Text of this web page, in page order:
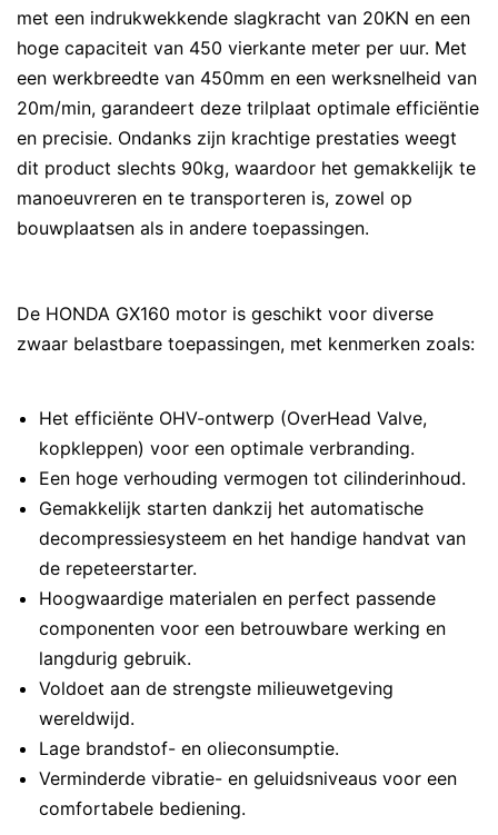
met een indrukwekkende slagkracht van 20KN en een
hoge capaciteit van 450 vierkante meter per uur. Met
een werkbreedte van 450mm en een werksnelheid van
20m/min, garandeert deze trilplaat optimale efficiëntie
en precisie. Ondanks zijn krachtige prestaties weegt
dit product slechts 90kg, waardoor het gemakkelijk te
manoeuvreren en te transporteren is, zowel op
bouwplaatsen als in andere toepassingen.
De HONDA GX160 motor is geschikt voor diverse
zwaar belastbare toepassingen, met kenmerken zoals:
Het efficiënte OHV-ontwerp (OverHead Valve,
kopkleppen) voor een optimale verbranding.
Een hoge verhouding vermogen tot cilinderinhoud.
Gemakkelijk starten dankzij het automatische
decompressiesysteem en het handige handvat van
de repeteerstarter.
Hoogwaardige materialen en perfect passende
componenten voor een betrouwbare werking en
langdurig gebruik.
Voldoet aan de strengste milieuwetgeving
wereldwijd.
Lage brandstof- en olieconsumptie.
Verminderde vibratie- en geluidsniveaus voor een
comfortabele bediening.